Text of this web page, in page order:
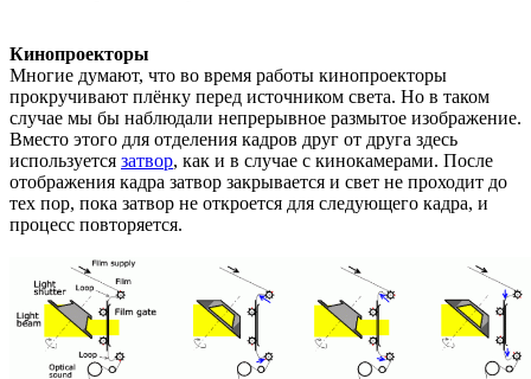
Кинопроекторы
Многие думают, что во время работы кинопроекторы
прокручивают плёнку перед источником света. Но в таком
случае мы бы наблюдали непрерывное размытое изображение.
Вместо этого для отделения кадров друг от друга здесь
используется затвор, как и в случае с кинокамерами. После
отображения кадра затвор закрывается и свет не проходит до
тех пор, пока затвор не откроется для следующего кадра, и
процесс повторяется.